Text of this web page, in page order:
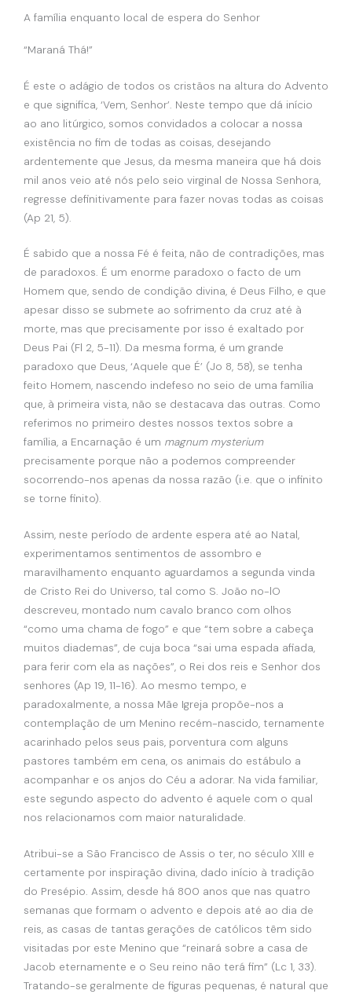
A família enquanto local de espera do Senhor
“Maraná Thá!”
É este o adágio de todos os cristãos na altura do Advento
e que significa, ‘Vem, Senhor’. Neste tempo que dá início
ao ano litúrgico, somos convidados a colocar a nossa
existência no fim de todas as coisas, desejando
ardentemente que Jesus, da mesma maneira que há dois
mil anos veio até nós pelo seio virginal de Nossa Senhora,
regresse definitivamente para fazer novas todas as coisas
(Ap 21, 5).
É sabido que a nossa Fé é feita, não de contradições, mas
de paradoxos. É um enorme paradoxo o facto de um
Homem que, sendo de condição divina, é Deus Filho, e que
apesar disso se submete ao sofrimento da cruz até à
morte, mas que precisamente por isso é exaltado por
Deus Pai (Fl 2, 5-11). Da mesma forma, é um grande
paradoxo que Deus, ‘Aquele que É’ (Jo 8, 58), se tenha
feito Homem, nascendo indefeso no seio de uma família
que, à primeira vista, não se destacava das outras. Como
referimos no primeiro destes nossos textos sobre a
família, a Encarnação é um magnum mysterium
precisamente porque não a podemos compreender
socorrendo-nos apenas da nossa razão (i.e. que o infinito
se torne finito).
Assim, neste período de ardente espera até ao Natal,
experimentamos sentimentos de assombro e
maravilhamento enquanto aguardamos a segunda vinda
de Cristo Rei do Universo, tal como S. João no-lO
descreveu, montado num cavalo branco com olhos
“como uma chama de fogo” e que “tem sobre a cabeça
muitos diademas”, de cuja boca “sai uma espada afiada,
para ferir com ela as nações”, o Rei dos reis e Senhor dos
senhores (Ap 19, 11-16). Ao mesmo tempo, e
paradoxalmente, a nossa Mãe Igreja propõe-nos a
contemplação de um Menino recém-nascido, ternamente
acarinhado pelos seus pais, porventura com alguns
pastores também em cena, os animais do estábulo a
acompanhar e os anjos do Céu a adorar. Na vida familiar,
este segundo aspecto do advento é aquele com o qual
nos relacionamos com maior naturalidade.
Atribui-se a São Francisco de Assis o ter, no século XIII e
certamente por inspiração divina, dado início à tradição
do Presépio. Assim, desde há 800 anos que nas quatro
semanas que formam o advento e depois até ao dia de
reis, as casas de tantas gerações de católicos têm sido
visitadas por este Menino que “reinará sobre a casa de
Jacob eternamente e o Seu reino não terá fim” (Lc 1, 33).
Tratando-se geralmente de figuras pequenas, é natural que